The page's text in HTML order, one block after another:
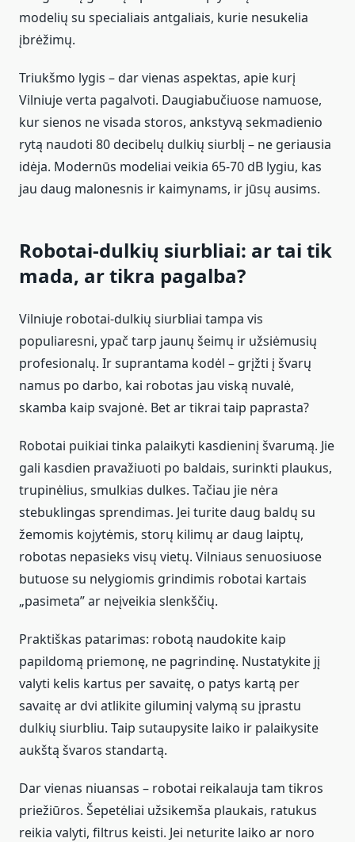
modelių su specialiais antgaliais, kurie nesukelia
įbrėžimų.
Triukšmo lygis – dar vienas aspektas, apie kurį
Vilniuje verta pagalvoti. Daugiabučiuose namuose,
kur sienos ne visada storos, ankstyvą sekmadienio
rytą naudoti 80 decibelų dulkių siurblį – ne geriausia
idėja. Modernūs modeliai veikia 65-70 dB lygiu, kas
jau daug malonesnis ir kaimynams, ir jūsų ausims.
Robotai-dulkių siurbliai: ar tai tik
mada, ar tikra pagalba?
Vilniuje robotai-dulkių siurbliai tampa vis
populiaresni, ypač tarp jaunų šeimų ir užsiėmusių
profesionalų. Ir suprantama kodėl – grįžti į švarų
namus po darbo, kai robotas jau viską nuvalė,
skamba kaip svajonė. Bet ar tikrai taip paprasta?
Robotai puikiai tinka palaikyti kasdieninį švarumą. Jie
gali kasdien pravažiuoti po baldais, surinkti plaukus,
trupinėlius, smulkias dulkes. Tačiau jie nėra
stebuklingas sprendimas. Jei turite daug baldų su
žemomis kojytėmis, storų kilimų ar daug laiptų,
robotas nepasieks visų vietų. Vilniaus senuosiuose
butuose su nelygiomis grindimis robotai kartais
„pasimeta” ar neįveikia slenkščių.
Praktiškas patarimas: robotą naudokite kaip
papildomą priemonę, ne pagrindinę. Nustatykite jį
valyti kelis kartus per savaitę, o patys kartą per
savaitę ar dvi atlikite giluminį valymą su įprastu
dulkių siurbliu. Taip sutaupysite laiko ir palaikysite
aukštą švaros standartą.
Dar vienas niuansas – robotai reikalauja tam tikros
priežiūros. Šepetėliai užsikemša plaukais, ratukus
reikia valyti, filtrus keisti. Jei neturite laiko ar noro